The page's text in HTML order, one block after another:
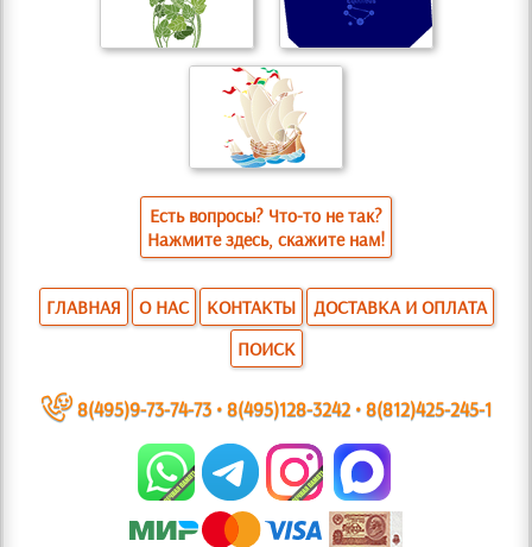
Есть вопросы? Что-то не так?
Нажмите здесь, скажите нам!
ГЛАВНАЯ О НАС КОНТАКТЫ
ДОСТАВКА И ОПЛАТА
ПОИСК
~ 8(495)9-73-74-73•8(495)128-3242•8(812)425-245-1